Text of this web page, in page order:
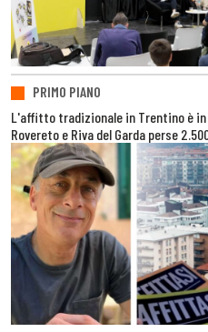
PRIMO PIANO
L'affitto tradizionale in Trentino è
Rovereto e Riva del Garda perse